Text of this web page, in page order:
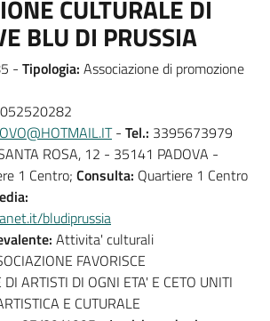
CULTURALE DI
BLU DI PRUSSIA
- Tipologia: Associazione di promozione
- Tel.: 3395673979
ROSA, 12 - 35141 PADOVA -
1 Centro; Consulta: Quartiere 1 Centro
bludiprussia
Attivita' culturali
FAVORISCE
ARTISTI DI OGNI ETA' E CETO UNITI
E CUTURALE